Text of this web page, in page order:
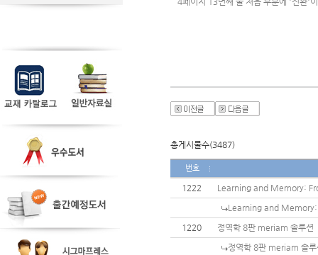
총게시물수(3487)
번호
1222
Learning and Memory:
Learning and
1220
정역학 8판 meriam 솔루션
정역학 8판 meriam 솔루